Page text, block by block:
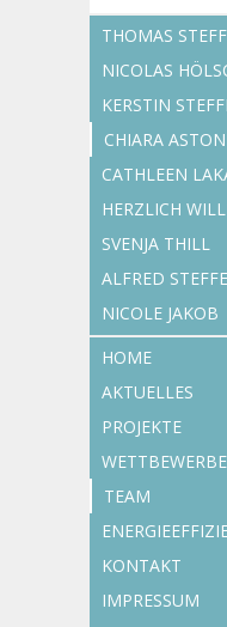
THOMAS
NICOLAS
KERSTIN
CHIARA
CATHLEEN
HERZLICH
SVENJA THILL
ALFRED
NICOLE JAKOB
HOME
AKTUELLES
PROJEKTE
WETTBEWERBE
TEAM
KONTAKT
IMPRESSUM